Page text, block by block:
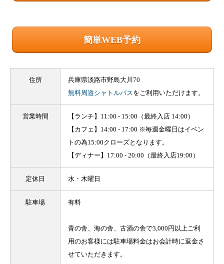
簡単WEB予約
住所
兵庫県淡路市野島大川70
無料周遊シャトルバス をご利用いただけます。
営業時間
【ランチ】11:00 - 15:00（最終入店 14:00）
【カフェ】14:00 - 17:00 ※毎週金曜日はイベン
トの為15:00クローズとなります。
【ディナー】17:00 - 20:00（最終入店19:00）
定休日 水・木曜日
駐車場 有料
青の舎、海の舎、古酒の舎で3,000円以上ご利
用のお客様には駐車場料金はお会計時に返金さ
せていただきます。